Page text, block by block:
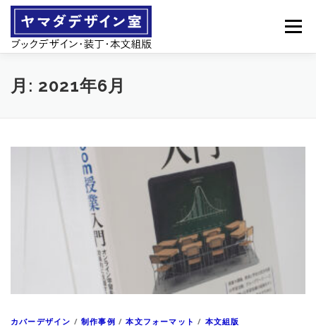
メニュー
営業案内 製作事例
月: 2021年6月
カバーデザイン /制作事例 /本文フォーマット / 本文組版